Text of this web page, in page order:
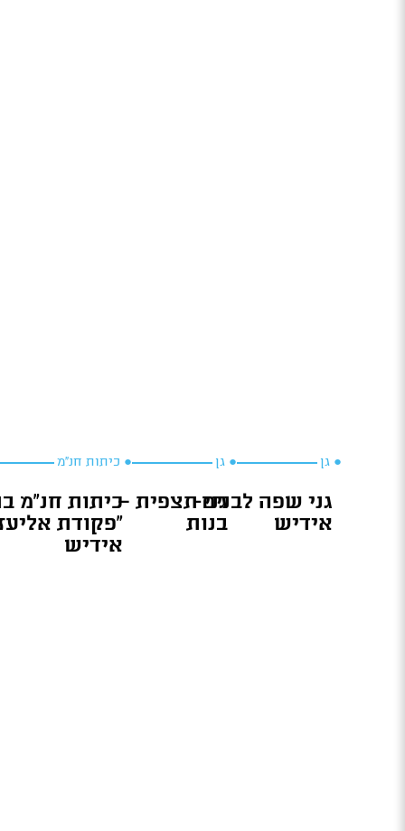
● גן
גני שפה לבנים-
אידיש
● גן
גני תצפית –
בנות
● כיתות חנ״מ
כיתות חנ”מ
“פקודת
אידיש